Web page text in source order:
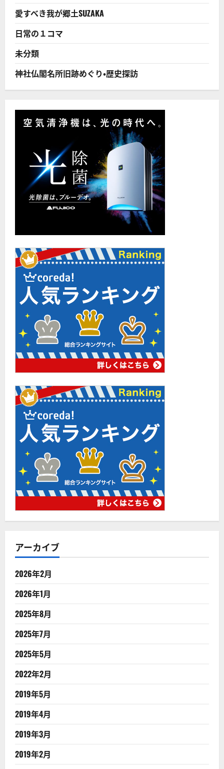
愛すべき我が郷土SUZAKA
日常の１コマ
未分類
神社仏閣名所旧跡めぐり・歴史探訪
アーカイブ
2026年2月
2026年1月
2025年8月
2025年7月
2025年5月
2022年2月
2019年5月
2019年4月
2019年3月
2019年2月